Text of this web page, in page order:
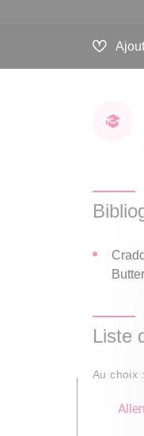
Liste
Au choix